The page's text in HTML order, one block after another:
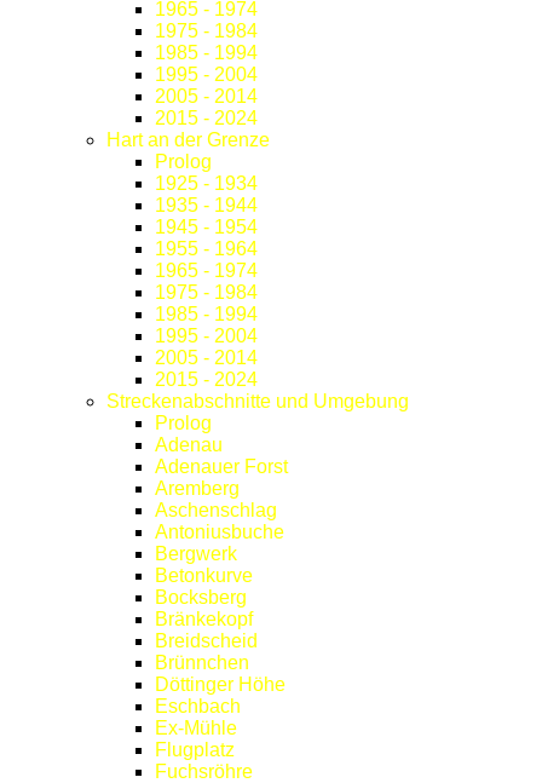
1965 - 1974
1975 - 1984
1985 - 1994
1995 - 2004
2005 - 2014
2015 - 2024
Hart an der Grenze
Prolog
1925 - 1934
1935 - 1944
1945 - 1954
1955 - 1964
1965 - 1974
1975 - 1984
1985 - 1994
1995 - 2004
2005 - 2014
2015 - 2024
Streckenabschnitte und Umgebung
Prolog
Adenau
Adenauer Forst
Aremberg
Aschenschlag
Antoniusbuche
Bergwerk
Betonkurve
Bocksberg
Bränkekopf
Breidscheid
Brünnchen
Döttinger Höhe
Eschbach
Ex-Mühle
Flugplatz
Fuchsröhre